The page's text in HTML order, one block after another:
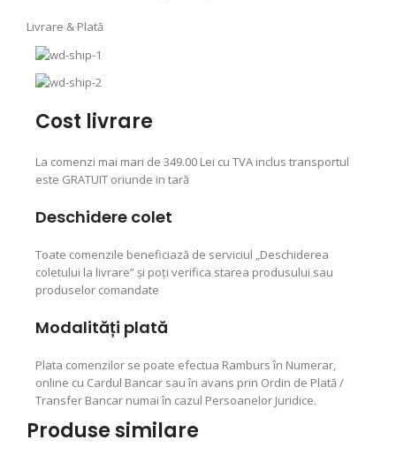
Livrare & Plată
Cost livrare
La comenzi mai mari de 349.00 Lei cu TVA inclus transportul
este GRATUIT oriunde in tară
Deschidere colet
Toate comenzile beneficiază de serviciul „Deschiderea
coletului la livrare” şi poţi verifica starea produsului sau
produselor comandate
Modalități plată
Plata comenzilor se poate efectua Ramburs în Numerar,
online cu Cardul Bancar sau în avans prin Ordin de Plată /
Transfer Bancar numai în cazul Persoanelor Juridice.
Produse similare